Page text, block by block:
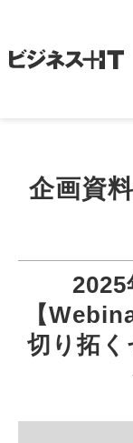
セミナー集客がしたい
アンケート調査がした
媒体資料ダウンロー
企画資
【
切り拓